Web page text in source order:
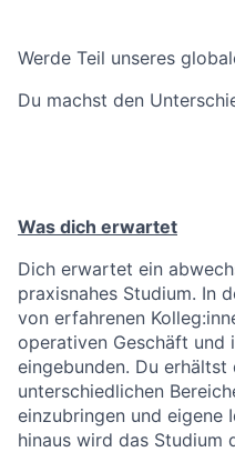
Werde Teil unseres
Du machst den
Was dich erwartet
Dich erwartet ein
praxisnahes Studium. In
von erfahrenen
operativen Geschäft und
eingebunden. Du
unterschiedlichen
einzubringen und eigene
hinaus wird das Studium